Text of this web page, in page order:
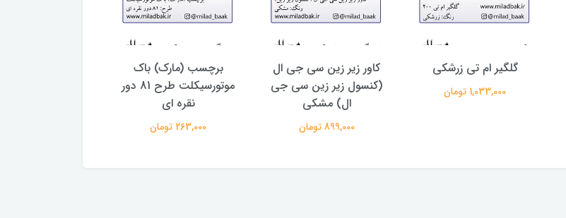
گلگیر ام تی زرشکی
1,033,000 تومان
کاور زیر زین سی جی ال
(کنسول زیر زین سی جی
ال) مشکی
899,000 تومان
برچسب (مارک) باک
موتورسیکلت طرح 81 دور
نقره ای
263,000 تومان